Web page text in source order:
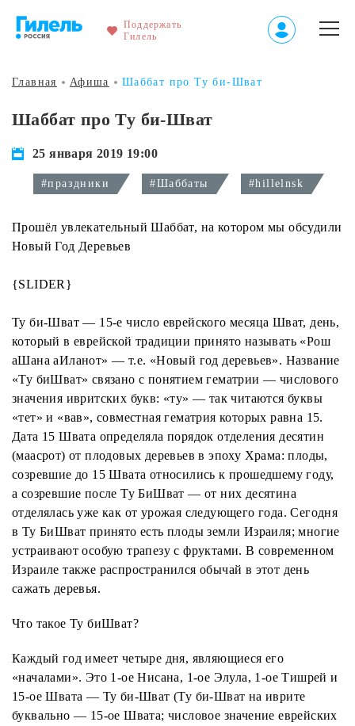
Поддержать
Гилель
Главная Афиша Шаббат про Ту би-Шват
Шаббат про Ту би-Шват
25 января 2019 19:00
#праздники #Шаббаты #hillelnsk
Прошёл увлекательный Шаббат, на котором мы обсудили
Новый Год Деревьев
{SLIDER}
Ту би-Шват — 15-е число еврейского месяца Шват, день,
который в еврейской традиции принято называть «Рош
аШана аИланот» — т.е. «Новый год деревьев». Название
«Ту биШват» связано с понятием гематрии — числового
значения ивритских букв: «ту» — так читаются буквы
«тет» и «вав», совместная гематрия которых равна 15.
Дата 15 Швата определяла порядок отделения десятин
(маасрот) от плодовых деревьев в эпоху Храма: плоды,
созревшие до 15 Швата относились к прошедшему году,
а созревшие после Ту БиШват — от них десятина
отделялась уже как от урожая следующего года. Сегодня
в Ту БиШват принято есть плоды земли Израиля; многие
устраивают особую трапезу с фруктами. В современном
Израиле также распространился обычай в этот день
сажать деревья.
Что такое Ту биШват?
Каждый год имеет четыре дня, являющиеся его
«началами». Это 1-ое Нисана, 1-ое Элула, 1-ое Тишрей и
15-ое Швата — Ту би-Шват (Ту би-Шват на иврите
буквально — 15-ое Швата; числовое значение еврейских